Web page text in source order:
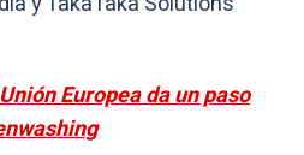
Europea da un paso